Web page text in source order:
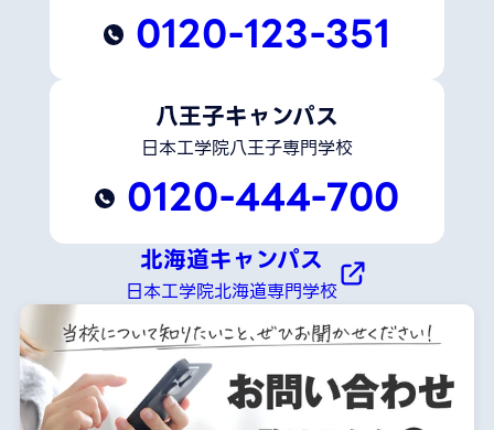
0120-123-351
八王子キャンパス
日本工学院八王子専門学校
0120-444-700
北海道キャンパス
日本工学院北海道専門学校